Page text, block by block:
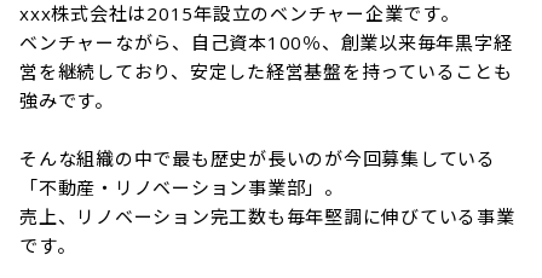
xxx株式会社は2015年設立のベンチャー企業です。
ベンチャーながら、自己資本100％、創業以来毎年黒字経
営を継続しており、安定した経営基盤を持っていることも
強みです。
そんな組織の中で最も歴史が長いのが今回募集している
「不動産・リノベーション事業部」。
売上、リノベーション完工数も毎年堅調に伸びている事業
です。